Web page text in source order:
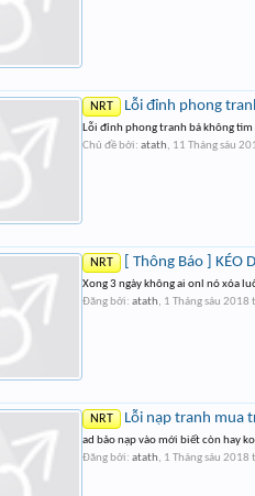
NRT Lỗi đỉnh phong
Lỗi đỉnh phong tranh bá không
Chủ đề bởi: atath, 11 Tháng sáu
NRT [ Thông Báo ] KÉO
Xong 3 ngày không ai onl nó xóa
Đăng bởi: atath, 1 Tháng sáu 2018
NRT Lỗi nạp tranh mua
ad bảo nạp vào mới biết còn hay
Đăng bởi: atath, 1 Tháng sáu 2018